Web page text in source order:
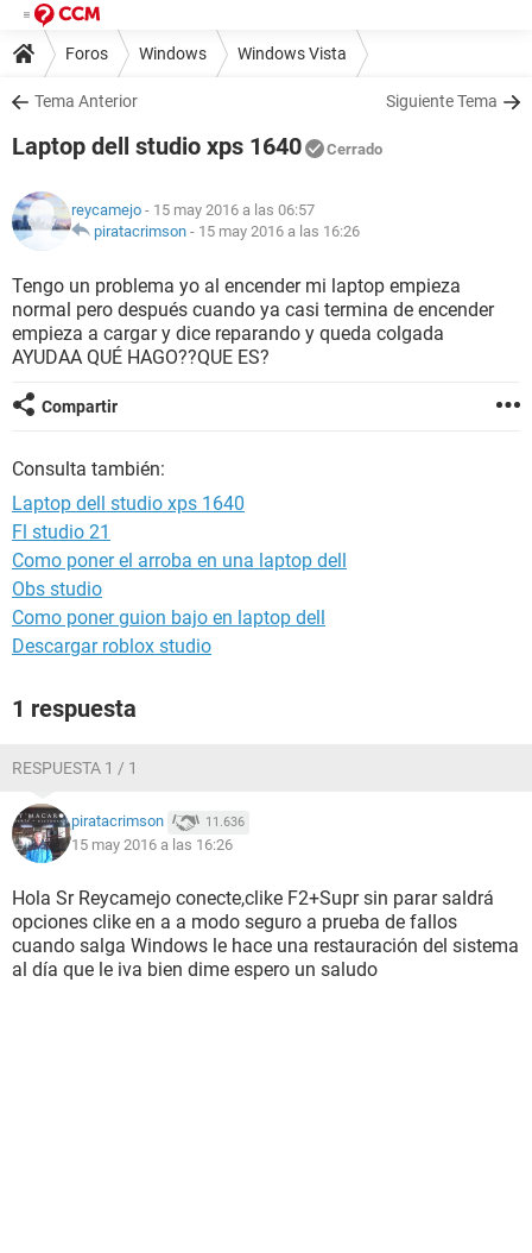
Foros Windows Windows Vista
Tema Anterior Siguiente Tema
Laptop dell studio xps 1640 Cerrado
reycamejo - 15 may 2016 a las 06:57
piratacrimson - 15 may 2016 a las 16:26
Tengo un problema yo al encender mi laptop empieza
normal pero después cuando ya casi termina de encender
empieza a cargar y dice reparando y queda colgada
AYUDAA QUÉ HAGO??QUE ES?
Compartir
Consulta también:
Laptop dell studio xps 1640
Fl studio 21
Como poner el arroba en una laptop dell
Obs studio
Como poner guion bajo en laptop dell
Descargar roblox studio
1 respuesta
RESPUESTA 1 / 1
piratacrimson 11.636
15 may 2016 a las 16:26
Hola Sr Reycamejo conecte,clike F2+Supr sin parar saldrá
opciones clike en a a modo seguro a prueba de fallos
cuando salga Windows le hace una restauración del sistema
al día que le iva bien dime espero un saludo